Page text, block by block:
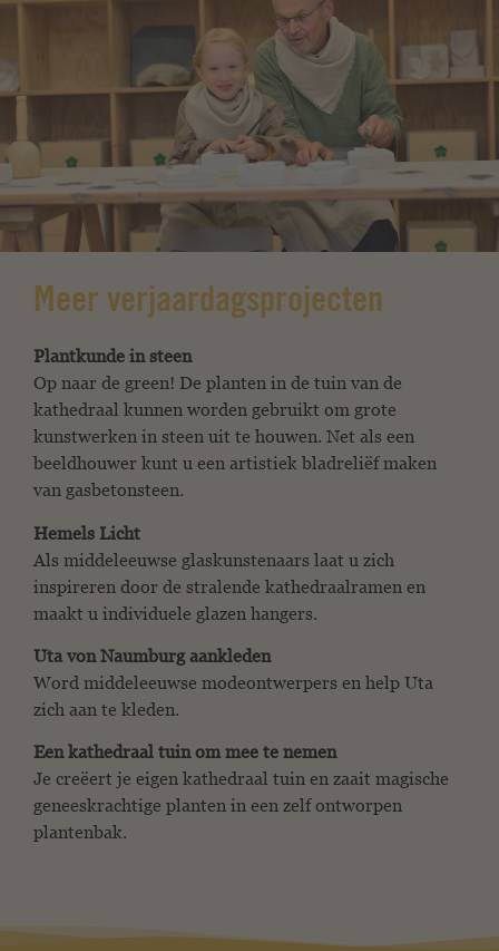
Meer verjaardagsprojecten
Plantkunde in steen
Op naar de green! De planten in de tuin van de
kathedraal kunnen worden gebruikt om grote
kunstwerken in steen uit te houwen. Net als een
beeldhouwer kunt u een artistiek bladreliëf maken
van gasbetonsteen.
Hemels Licht
Als middeleeuwse glaskunstenaars laat u zich
inspireren door de stralende kathedraalramen en
maakt u individuele glazen hangers.
Uta von Naumburg aankleden
Word middeleeuwse modeontwerpers en help Uta
zich aan te kleden.
Een kathedraal tuin om mee te nemen
Je creëert je eigen kathedraal tuin en zaait magische
geneeskrachtige planten in een zelf ontworpen
plantenbak.